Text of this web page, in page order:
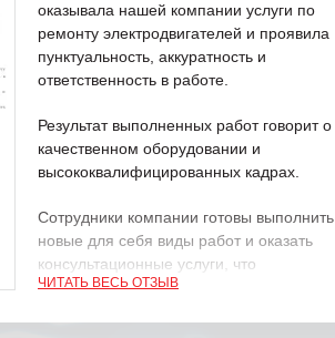
оказывала нашей компании услуги по
ремонту электродвигателей и проявила
пунктуальность, аккуратность и
ответственность в работе.
Результат выполненных работ говорит о
качественном оборудовании и
высококвалифицированных кадрах.
Сотрудники компании готовы выполнить
новые для себя виды работ и оказать
консультационные услуги, что
характеризует их как профессионалов
ЧИТАТЬ ВЕСЬ ОТЗЫВ